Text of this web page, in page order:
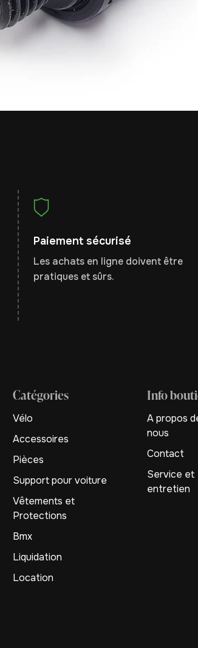
Paiement sécurisé
Les achats en ligne doivent être
pratiques et sûrs.
Catégories
Vélo
Accessoires
Pièces
Support pour voiture
Vêtements et
Protections
Bmx
Liquidation
Location
Info
A propos
nous
Contact
Service et
entretien